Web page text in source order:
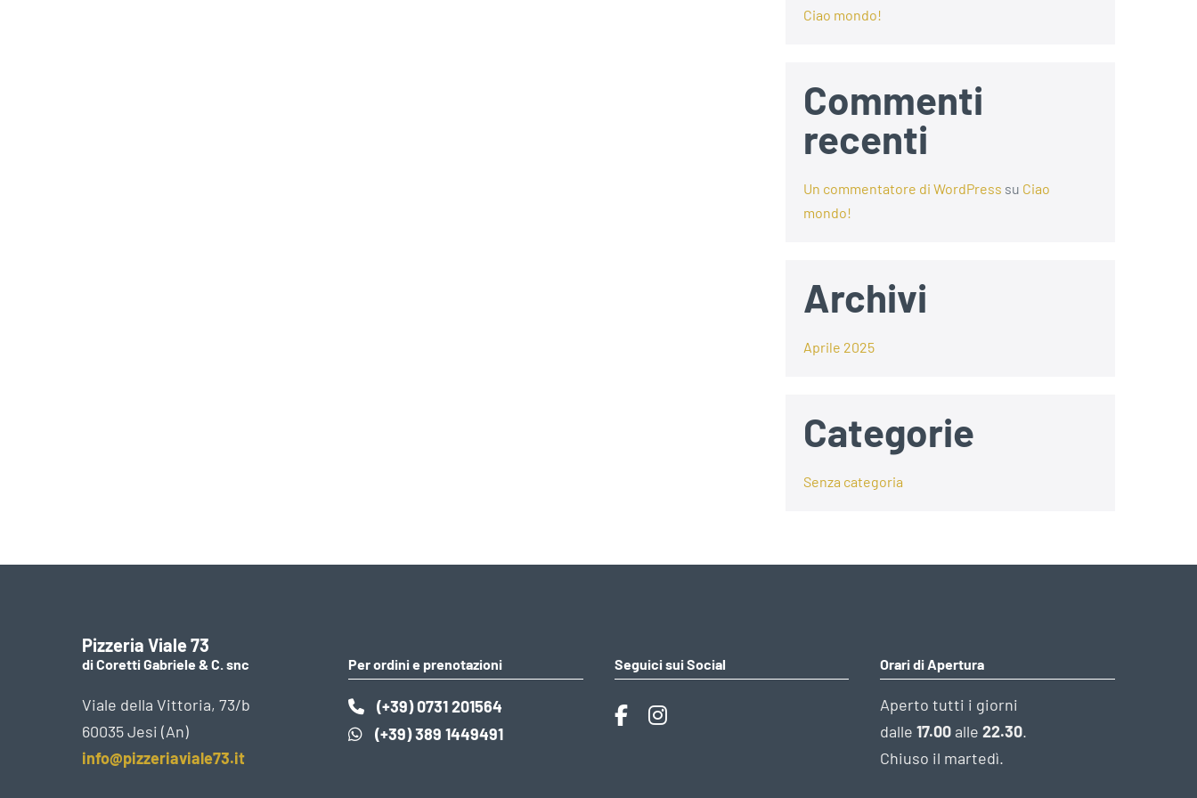
Ciao mondo!
Commenti
recenti
Un commentatore di WordPress su Ciao
mondo!
Archivi
Aprile 2025
Categorie
Senza categoria
Pizzeria Viale 73
di Coretti Gabriele & C. snc
Viale della Vittoria, 73/b
60035 Jesi (An)
info@pizzeriaviale73.it
Per ordini e prenotazioni
(+39) 0731 201564
(+39) 389 1449491
Seguici sui Social Orari di Apertura
Aperto tutti i giorni
dalle17.00 alle22.30.
Chiuso il martedì.